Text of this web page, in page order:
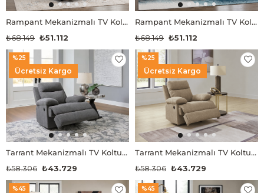
Rampant Mekanizmalı TV Koltuğu
₺51.112
₺68.149
Rampant Mekanizmalı TV Koltuğu
₺51.112
₺68.149
Tarrant Mekanizmalı TV Koltuğu
₺43.729
₺58.306
Ücretsiz Kargo
%25
Tarrant Mekanizmalı TV Koltuğu
₺43.729
₺58.306
Ücretsiz Kargo
%25
%45 %45